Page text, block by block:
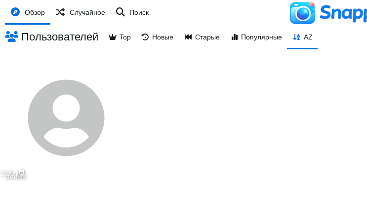
Обзор Случайное Поиск
Пользователей Top Новые Старые Популярные AZ
dionis
2730